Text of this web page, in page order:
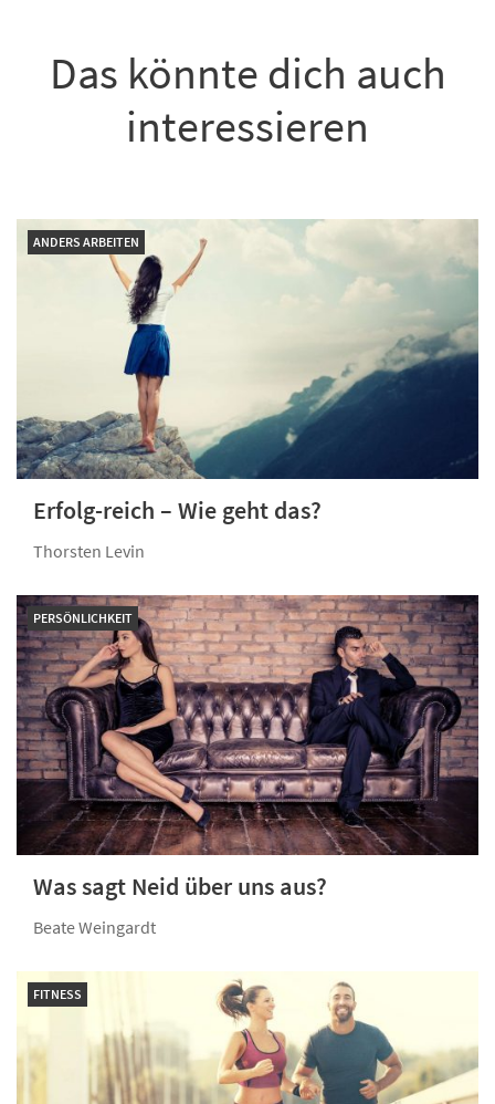
Das könnte dich auch
interessieren
ANDERS ARBEITEN
Erfolg-reich – Wie geht das?
Thorsten Levin
PERSÖNLICHKEIT
Was sagt Neid über uns aus?
Beate Weingardt
FITNESS